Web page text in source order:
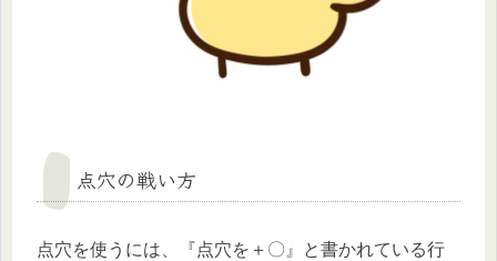
点穴の戦い方
点穴を使うには、『点穴を＋〇』と書かれている行